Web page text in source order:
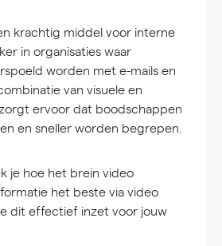
krachtig middel voor interne
in organisaties waar
worden met e-mails en
van visuele en
ervoor dat boodschappen
en sneller worden begrepen.
je hoe het brein video
het beste via video
dit effectief inzet voor jouw